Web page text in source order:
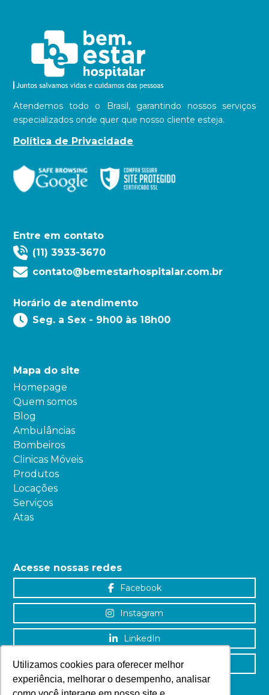
Utilizamos cookies para oferecer melhor
experiência, melhorar o desempenho, analisar
Atendemos todo o Brasil, garantindo nossos serviços
especializados onde quer que nosso cliente esteja.
Política de Privacidade
Entre em contato
(11) 3933-3670
contato@bemestarhospitalar.com.br
Horário de atendimento
Seg. a Sex - 9h00 às 18h00
Mapa do site
Homepage
Quem somos
Blog
Ambulâncias
Bombeiros
Clinicas Móveis
Produtos
Locações
Serviços
Atas
Acesse nossas redes
Facebook
Instagram
LinkedIn
YouTube